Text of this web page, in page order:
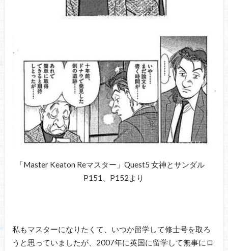
「Master Keaton Reマスター」Quest5 女神とサンダル
P151、P152より
私もマスターになりたくて、いつか留学して修士号を取ろ
うと思っていましたが、2007年に英国に留学して無事にロ